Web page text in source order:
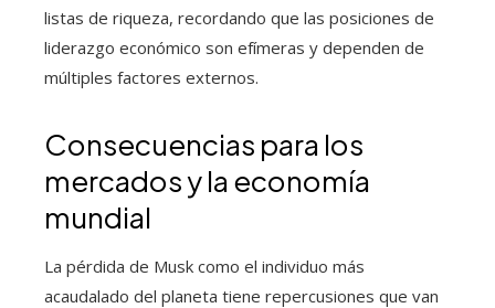
listas de riqueza, recordando que las posiciones de
liderazgo económico son efímeras y dependen de
múltiples factores externos.
Consecuencias para los
mercados y la economía
mundial
La pérdida de Musk como el individuo más
acaudalado del planeta tiene repercusiones que van